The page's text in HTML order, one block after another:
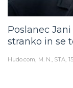
Poslanec
stranko in se
Hudo.com M. N., STA